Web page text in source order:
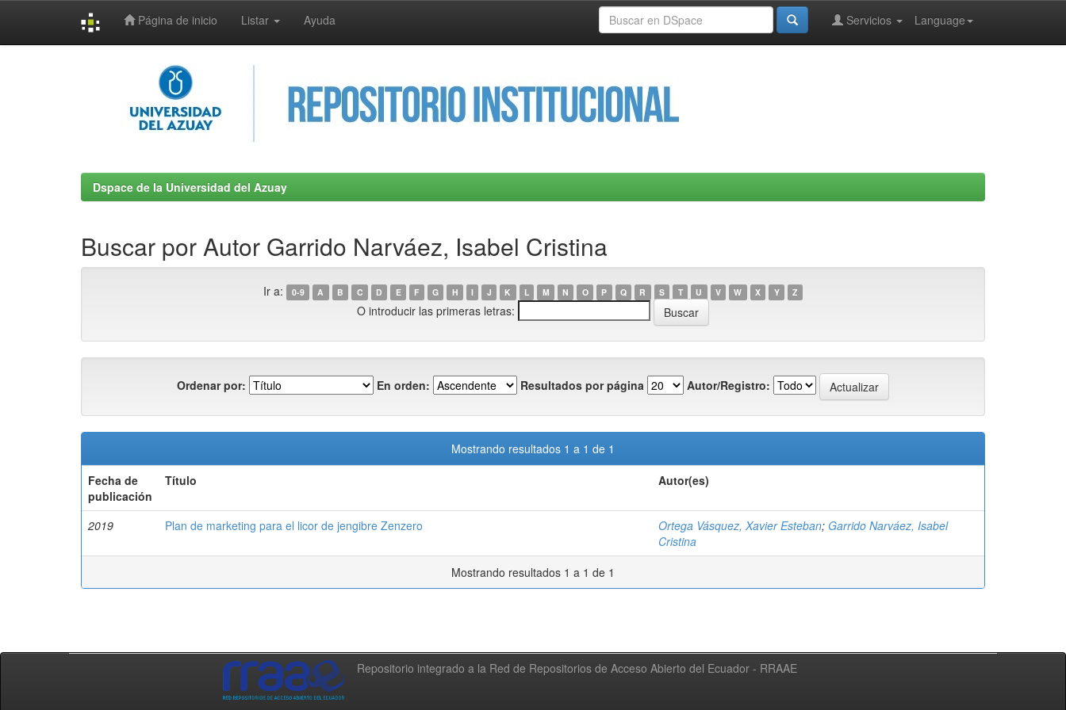
Página de inicio Listar Ayuda Language
Servicios
Dspace de la Universidad del Azuay
Buscar por Autor Garrido Narváez, Isabel Cristina
Ir a: 0-9 A B C D E F G H I J K L M N O P Q R S T U V W X Y Z
O introducir las primeras letras:
Ordenar por: En orden: Resultados por página Autor/Registro:
Mostrando resultados 1 a 1 de 1
Fecha de
publicación
Título Autor(es)
2019 Plan de marketing para el licor de jengibre Zenzero Ortega Vásquez, Xavier Esteban; Garrido Narváez, Isabel
Cristina
Mostrando resultados 1 a 1 de 1
Repositorio integrado a la Red de Repositorios de Acceso Abierto del Ecuador - RRAAE